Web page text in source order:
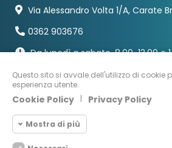
Via Alessandro Volta 1/A, Carate
0362 903676
Da lunedì a sabato, 8.00-13.00 e
Questo sito si avvale dell'utilizzo di cookie
esperienza utente.
Cookie Policy | Privacy Policy
Mostra di più